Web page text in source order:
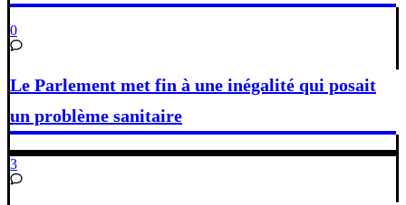
0
Le Parlement met fin à une inégalité qui posait
un problème sanitaire
3